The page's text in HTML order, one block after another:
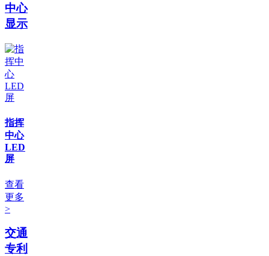
中心
显示
指挥
中心
LED
屏
查看
更多
>
交通
专利